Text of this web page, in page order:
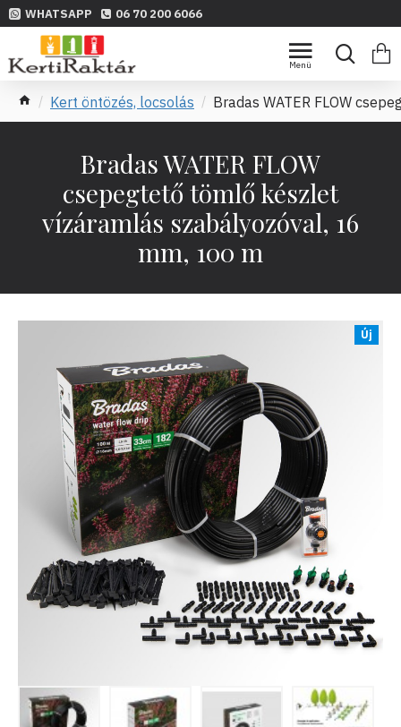
WHATSAPP 06 70 200 6066
Kert öntözés, locsolás Bradas WATER FLOW
Bradas WATER FLOW
csepegtető tömlő készlet
vízáramlás szabályozóval, 16
mm, 100 m
Új